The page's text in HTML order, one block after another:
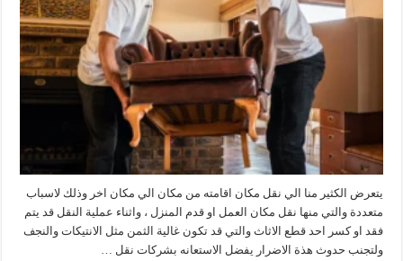
يتعرض الكثير منا الي نقل مكان اقامته من مكان الي مكان اخر وذلك لاسباب
متعددة والتي منها نقل مكان العمل او قدم المنزل ، واثناء عملية النقل قد يتم
فقد او كسر احد قطع الاثاث والتي قد تكون غالية الثمن مثل الانتيكات والنجف
ولتجنب حدوث هذة الاضرار يفضل الاستعانه بشركات نقل …